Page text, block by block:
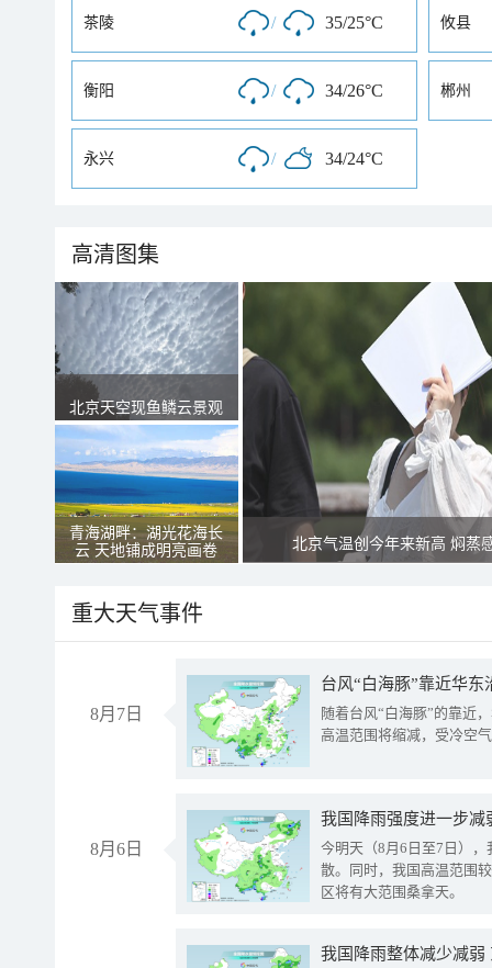
茶陵 / 35/25°C 攸县
衡阳 / 34/26°C 郴州
永兴 / 34/24°C
高清图集
北京天空现鱼鳞云景观
青海湖畔：湖光花海长
云 天地铺成明亮画卷
北京气温创今年来新高 焖蒸
重大天气事件
8月7日
台风“白海豚”靠近华
随着台风“白海豚”的靠近
高温范围将缩减，受冷空
8月6日
今明天（8月6日至7日）
散。同时，我国高温范围
区将有大范围桑拿天。
我国降雨整体减少减弱